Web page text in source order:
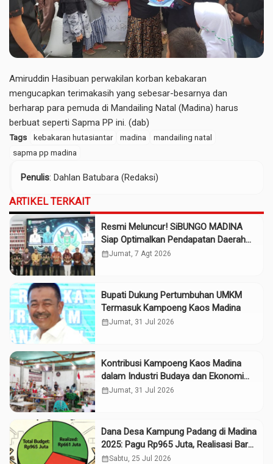
Amiruddin Hasibuan perwakilan korban kebakaran
mengucapkan terimakasih yang sebesar-besarnya dan
berharap para pemuda di Mandailing Natal (Madina) harus
berbuat seperti Sapma PP ini. (dab)
Tags kebakaran hutasiantar madina
mandailing natal
sapma pp madina
Penulis: Dahlan Batubara (Redaksi)
ARTIKEL TERKAIT
Resmi Meluncur! SiBUNGO MADINA
Siap Optimalkan Pendapatan Daerah
Madina
calendar_monthJumat, 7 Agt 2026
Bupati Dukung Pertumbuhan UMKM
Termasuk Kampoeng Kaos Madina
calendar_monthJumat, 31 Jul 2026
Kontribusi Kampoeng Kaos Madina
dalam Industri Budaya dan Ekonomi
Daerah
calendar_monthJumat, 31 Jul 2026
Dana Desa Kampung Padang di Madina
2025: Pagu Rp965 Juta, Realisasi Baru
Rp661 Juta
calendar_monthSabtu, 25 Jul 2026